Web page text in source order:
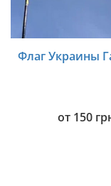
Флаг Украины
от 150